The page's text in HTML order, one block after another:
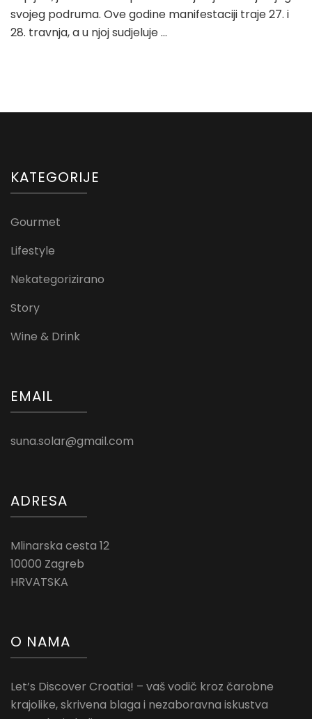
svojeg podruma. Ove godine manifestaciji traje 27. i
28. travnja, a u njoj sudjeluje …
KATEGORIJE
Gourmet
Lifestyle
Nekategorizirano
Story
Wine & Drink
EMAIL
suna.solar@gmail.com
ADRESA
Mlinarska cesta 12
10000 Zagreb
HRVATSKA
O NAMA
Let’s Discover Croatia! – vaš vodič kroz čarobne
krajolike, skrivena blaga i nezaboravna iskustva